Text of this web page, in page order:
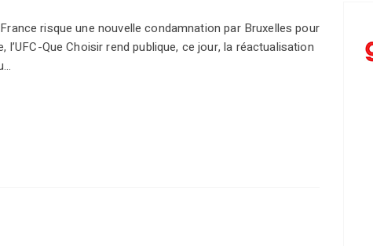
risque une nouvelle condamnation par Bruxelles pour
Que Choisir rend publique, ce jour, la réactualisation